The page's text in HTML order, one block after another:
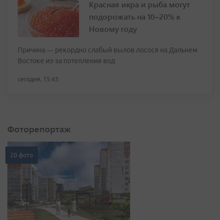
Красная икра и рыба могут
подорожать на 10–20% к
Новому году
Причина — рекордно слабый вылов лосося на Дальнем
Востоке из-за потепления вод
сегодня, 15:43
Фоторепортаж
20 фото